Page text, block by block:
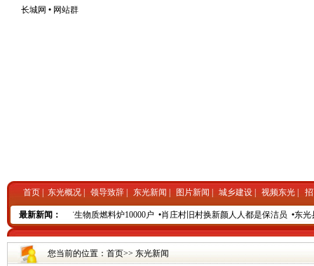
长城网 • 网站群
首页 东光概况 领导致辞 东光新闻 图片新闻 城乡建设 视频东光
最新新闻：
东光县三年内推广生物质燃料炉10000户 • 肖庄村旧村换新颜人人都是保洁员 • 东光
您当前的位置： 首页>> 东光新闻